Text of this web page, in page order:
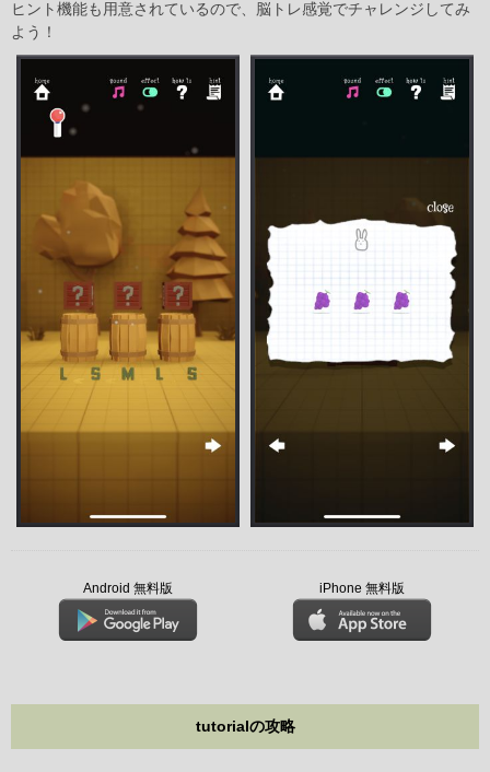
ヒント機能も用意されているので、脳トレ感覚でチャレンジしてみ
よう！
Android 無料版 iPhone 無料版
tutorialの攻略